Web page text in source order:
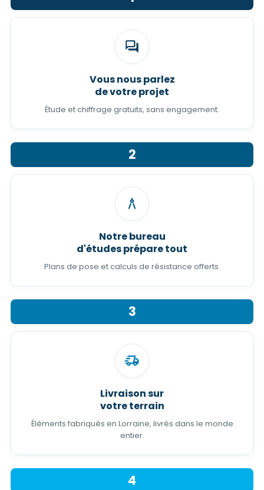
Vous nous parlez
de votre projet
Étude et chiffrage gratuits, sans engagement.
2
Notre bureau
d'études prépare tout
Plans de pose et calculs de résistance offerts.
3
Livraison sur
votre terrain
Éléments fabriqués en Lorraine, livrés dans le monde
entier.
4